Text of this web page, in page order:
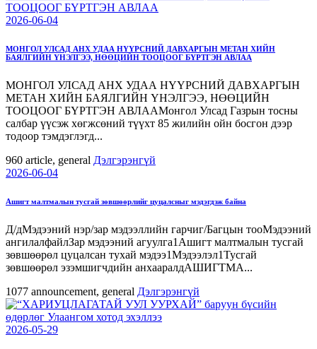
2026-06-04
МОНГОЛ УЛСАД АНХ УДАА НҮҮРСНИЙ ДАВХАРГЫН МЕТАН ХИЙН
БАЯЛГИЙН ҮНЭЛГЭЭ, НӨӨЦИЙН ТООЦООГ БҮРТГЭН АВЛАА
МОНГОЛ УЛСАД АНХ УДАА НҮҮРСНИЙ ДАВХАРГЫН
МЕТАН ХИЙН БАЯЛГИЙН ҮНЭЛГЭЭ, НӨӨЦИЙН
ТООЦООГ БҮРТГЭН АВЛААМонгол Улсад Газрын тосны
салбар үүсэж хөгжсөний түүхт 85 жилийн ойн босгон дээр
тодоор тэмдэглэгд...
960 article, general Дэлгэрэнгүй
2026-06-04
Ашигт малтмалын тусгай зөвшөөрлийг цуцалсныг мэдэгдэж байна
Д/дМэдээний нэр/зар мэдээллийн гарчиг/Багцын тооМэдээний
ангилалфайлЗар мэдээний агуулга1Ашигт малтмалын тусгай
зөвшөөрөл цуцалсан тухай мэдээ1Мэдээлэл1Тусгай
зөвшөөрөл эзэмшигчдийн анхааралдАШИГТМА...
1077 announcement, general Дэлгэрэнгүй
2026-05-29